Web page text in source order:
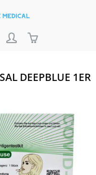
DEEPBLUE 1ER